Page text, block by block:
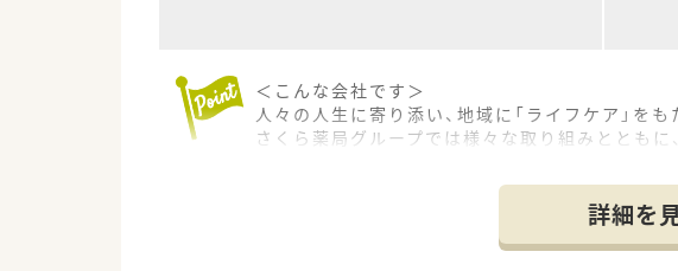
＜こんな会社です＞
人々の人生に寄り添い、地域に「ライフケア」を
さくら薬局グループでは様々な取り組みととも
業務をサポートするために様々なシステムを独
詳細を